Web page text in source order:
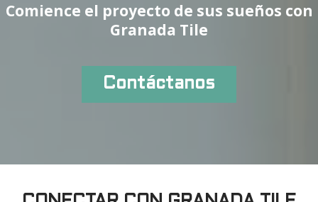
Comience el proyecto de sus sueños con
Granada Tile
Contáctanos